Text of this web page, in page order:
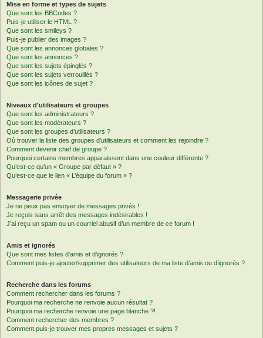
Mise en forme et types de sujets
Que sont les BBCodes ?
Puis-je utiliser le HTML ?
Que sont les smileys ?
Puis-je publier des images ?
Que sont les annonces globales ?
Que sont les annonces ?
Que sont les sujets épinglés ?
Que sont les sujets verrouillés ?
Que sont les icônes de sujet ?
Niveaux d’utilisateurs et groupes
Que sont les administrateurs ?
Que sont les modérateurs ?
Que sont les groupes d’utilisateurs ?
Où trouver la liste des groupes d’utilisateurs et comment les rejoindre ?
Comment devenir chef de groupe ?
Pourquoi certains membres apparaissent dans une couleur différente ?
Qu’est-ce qu’un « Groupe par défaut » ?
Qu’est-ce que le lien « L’équipe du forum » ?
Messagerie privée
Je ne peux pas envoyer de messages privés !
Je reçois sans arrêt des messages indésirables !
J’ai reçu un spam ou un courriel abusif d’un membre de ce forum !
Amis et ignorés
Que sont mes listes d’amis et d’ignorés ?
Comment puis-je ajouter/supprimer des utilisateurs de ma liste d’amis ou d’ignorés ?
Recherche dans les forums
Comment rechercher dans les forums ?
Pourquoi ma recherche ne renvoie aucun résultat ?
Pourquoi ma recherche renvoie une page blanche ?!
Comment rechercher des membres ?
Comment puis-je trouver mes propres messages et sujets ?